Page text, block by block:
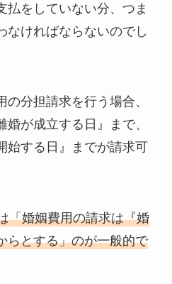
払をしていない分、つま
なければならないのでし
分担請求を行う場合、
婚が成立する日』まで、
始する日』までが請求可
「婚姻費用の請求は『婚
らとする」のが一般的で